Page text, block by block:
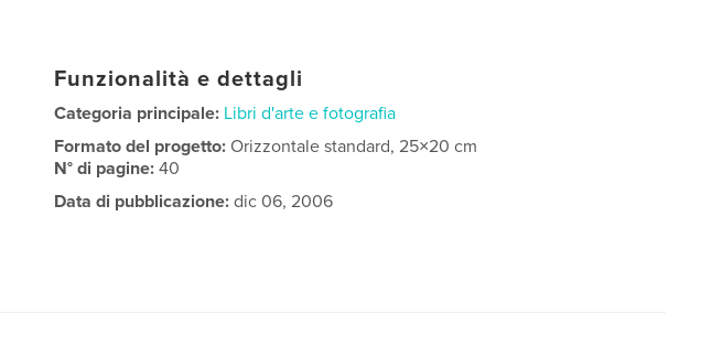
Funzionalità e dettagli
Categoria principale: Libri d'arte e fotografia
Formato del progetto:Orizzontale standard, 25×20 cm
N° di pagine:40
Data di pubblicazione: dic 06, 2006